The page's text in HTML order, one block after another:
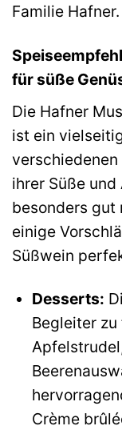
Familie Hafner.
für süße
Die Hafner
ist ein
ihrer Süße
besonders gut
einige
Süßwein
Desserts:
Begleiter
Crème